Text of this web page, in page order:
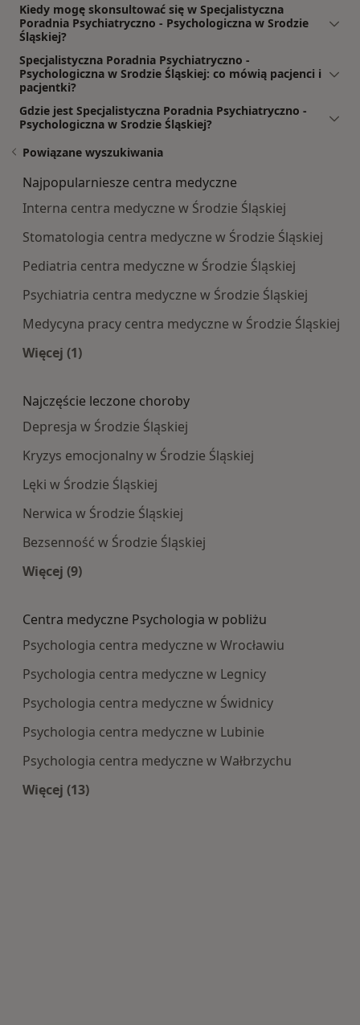
Kiedy mogę skonsultować się w Specjalistyczna
Poradnia Psychiatryczno - Psychologiczna w Srodzie
Śląskiej?
Specjalistyczna Poradnia Psychiatryczno -
Psychologiczna w Srodzie Śląskiej: co mówią pacjenci i
pacjentki?
Gdzie jest Specjalistyczna Poradnia Psychiatryczno -
Psychologiczna w Srodzie Śląskiej?
Powiązane wyszukiwania
Najpopularniesze centra medyczne
Interna centra medyczne w Środzie Śląskiej
Stomatologia centra medyczne w Środzie Śląskiej
Pediatria centra medyczne w Środzie Śląskiej
Psychiatria centra medyczne w Środzie Śląskiej
Medycyna pracy centra medyczne w Środzie Śląskiej
Więcej (1)
Najczęście leczone choroby
Depresja w Środzie Śląskiej
Kryzys emocjonalny w Środzie Śląskiej
Lęki w Środzie Śląskiej
Nerwica w Środzie Śląskiej
Bezsenność w Środzie Śląskiej
Więcej (9)
Centra medyczne Psychologia w pobliżu
Psychologia centra medyczne w Wrocławiu
Psychologia centra medyczne w Legnicy
Psychologia centra medyczne w Świdnicy
Psychologia centra medyczne w Lubinie
Psychologia centra medyczne w Wałbrzychu
Więcej (13)